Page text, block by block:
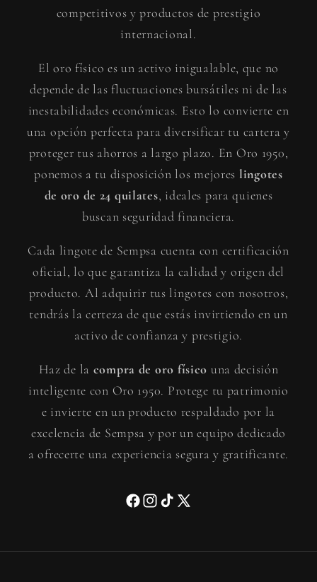
competitivos y productos de prestigio
internacional.
El oro físico es un activo inigualable, que no
depende de las fluctuaciones bursátiles ni de las
inestabilidades económicas. Esto lo convierte en
una opción perfecta para diversificar tu cartera y
proteger tus ahorros a largo plazo. En Oro 1950,
ponemos a tu disposición los mejores lingotes
de oro de 24 quilates, ideales para quienes
buscan seguridad financiera.
Cada lingote de Sempsa cuenta con certificación
oficial, lo que garantiza la calidad y origen del
producto. Al adquirir tus lingotes con nosotros,
tendrás la certeza de que estás invirtiendo en un
activo de confianza y prestigio.
Haz de la compra de oro físico una decisión
inteligente con Oro 1950. Protege tu patrimonio
e invierte en un producto respaldado por la
excelencia de Sempsa y por un equipo dedicado
a ofrecerte una experiencia segura y gratificante.
Facebook
Instagram
TikTok
X